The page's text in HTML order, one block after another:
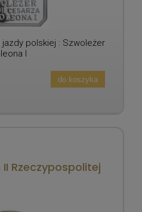
jazdy polskiej : Szwoleżer
I
do koszyka
II Rzeczypospolitej